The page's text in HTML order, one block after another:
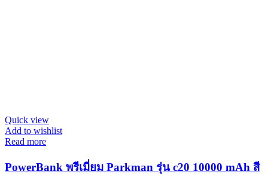
Quick view
Add to wishlist
Read more
PowerBank พรีเมี่ยม Parkman รุ่น c20 10000 mAh สี